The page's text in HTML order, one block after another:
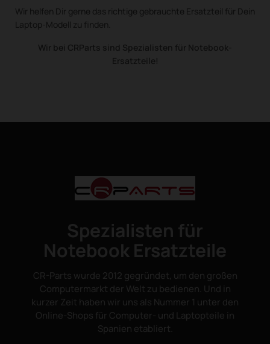
Wir helfen Dir gerne das richtige gebrauchte Ersatzteil für Dein
Laptop-Modell zu finden.
Wir bei CRParts sind Spezialisten für Notebook-
Ersatzteile!
Spezialisten für
Notebook Ersatzteile
CR-Parts wurde 2012 gegründet, um den großen
Computermarkt der Welt zu bedienen. Und in
kurzer Zeit haben wir uns als Nummer 1 unter den
Online-Shops für Computer- und Laptopteile in
Spanien etabliert.